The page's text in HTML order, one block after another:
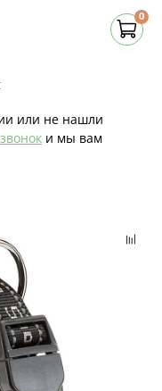
0
или не нашли
и мы вам